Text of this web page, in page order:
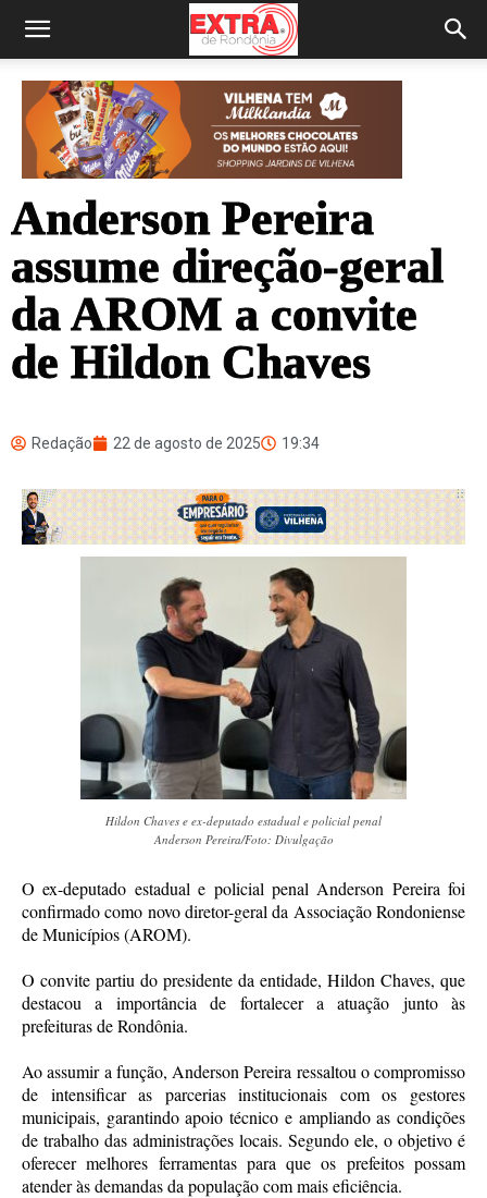
Anderson Pereira
assume direção-geral
da AROM a convite
de Hildon Chaves
Redação 22 de agosto de 2025 19:34
Hildon Chaves e ex-deputado estadual e policial penal
Anderson Pereira/Foto: Divulgação
O ex-deputado estadual e policial penal Anderson Pereira foi
confirmado como novo diretor-geral da Associação Rondoniense
de Municípios (AROM).
O convite partiu do presidente da entidade, Hildon Chaves, que
destacou a importância de fortalecer a atuação junto às
prefeituras de Rondônia.
Ao assumir a função, Anderson Pereira ressaltou o compromisso
de intensificar as parcerias institucionais com os gestores
municipais, garantindo apoio técnico e ampliando as condições
de trabalho das administrações locais. Segundo ele, o objetivo é
oferecer melhores ferramentas para que os prefeitos possam
atender às demandas da população com mais eficiência.